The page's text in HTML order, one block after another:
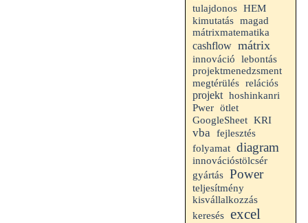
tulajdonos HEM
kimutatás magad
mátrixmatematika
cashflow mátrix
innováció
lebontás
projektmenedzsment
megtérülés relációs
projekt hoshinkanri
Pwer ötlet
GoogleSheet KRI
vba fejlesztés
folyamat diagram
innovációstölcsér
gyártás Power
teljesítmény
kisvállalkozzás
keresés excel